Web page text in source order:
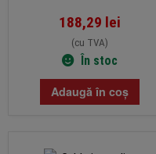
188,29 lei
(cu TVA)
În stoc
Adaugă în coș